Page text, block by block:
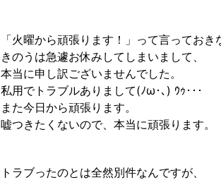
「火曜から頑張ります！」って言っておき
きのうは急遽お休みしてしまいまして、
本当に申し訳ございませんでした。
私用でトラブルありまして(ﾉω･､) ｳｩ･･･
また今日から頑張ります。
嘘つきたくないので、本当に頑張ります。
トラブったのとは全然別件なんですが、